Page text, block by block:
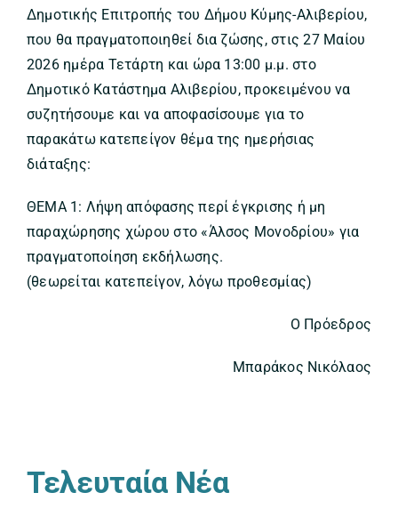
Δημοτικής Επιτροπής του Δήμου Κύμης-Αλιβερίου,
που θα πραγματοποιηθεί δια ζώσης, στις 27 Μαίου
2026 ημέρα Τετάρτη και ώρα 13:00 μ.μ. στο
Δημοτικό Κατάστημα Αλιβερίου, προκειμένου να
συζητήσουμε και να αποφασίσουμε για το
παρακάτω κατεπείγον θέμα της ημερήσιας
διάταξης:
ΘΕΜΑ 1: Λήψη απόφασης περί έγκρισης ή μη
παραχώρησης χώρου στο «Άλσος Μονοδρίου» για
πραγματοποίηση εκδήλωσης.
(θεωρείται κατεπείγον, λόγω προθεσμίας)
Ο Πρόεδρος
Μπαράκος Νικόλαος
Τελευταία Νέα